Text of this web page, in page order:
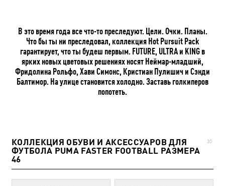
В это время года все что-то преследуют. Цели. Очки. Планы.
Что бы ты ни преследовал, коллекция Hot Pursuit Pack
гарантирует, что ты будеш первым. FUTURE, ULTRA и KING в
ярких новых цветовых решениях носят Неймар-младший,
Фридолина Рольфо, Хави Симонс, Кристиан Пулишич и Сэнди
Балтимор. На улице становится холодно. Заставь голкиперов
попотеть.
КОЛЛЕКЦИЯ ОБУВИ И АКСЕССУАРОВ ДЛЯ
ФУТБОЛА PUMA FASTER FOOTBALL РАЗМЕРА
46
30